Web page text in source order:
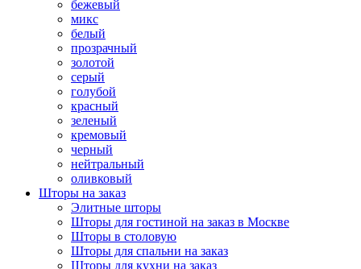
бежевый
микс
белый
прозрачный
золотой
серый
голубой
красный
зеленый
кремовый
черный
нейтральный
оливковый
Шторы на заказ
Элитные шторы
Шторы для гостиной на заказ в Москве
Шторы в столовую
Шторы для спальни на заказ
Шторы для кухни на заказ